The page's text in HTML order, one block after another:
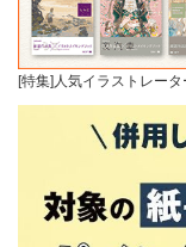
[特集]人気イラストレー